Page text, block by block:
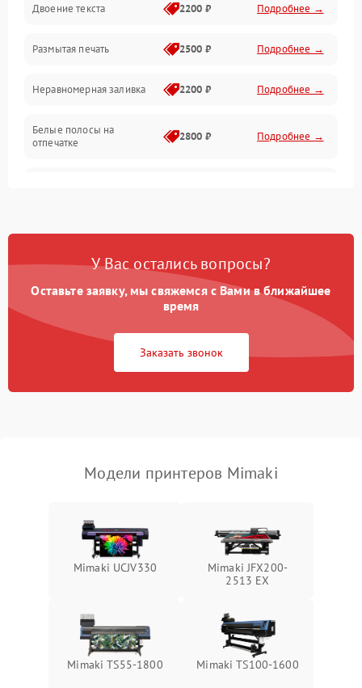
Подключение и интерфейсы
Панель управления и индикация
Режим работы
Питание и запуск
Двоение текста 2200 ₽ Подробнее →
Размытая печать 2500 ₽ Подробнее →
Неравномерная заливка 2200 ₽ Подробнее →
Белые полосы на
отпечатке
2800 ₽ Подробнее →
У Вас остались вопросы?
Оставьте заявку, мы свяжемся с Вами в ближайшее
время
Заказать звонок
Модели принтеров Mimaki
Mimaki UCJV330
Mimaki JFX200-
2513 EX
Mimaki TS55-1800 Mimaki TS100-1600